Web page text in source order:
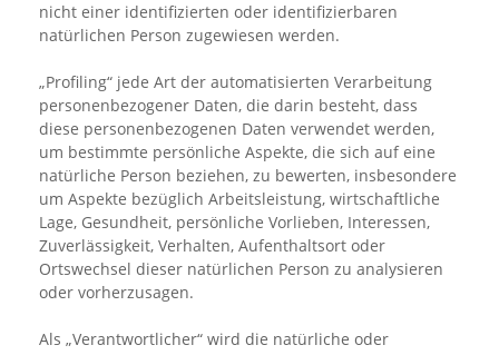
nicht einer identifizierten oder identifizierbaren
natürlichen Person zugewiesen werden.
„Profiling“ jede Art der automatisierten Verarbeitung
personenbezogener Daten, die darin besteht, dass
diese personenbezogenen Daten verwendet werden,
um bestimmte persönliche Aspekte, die sich auf eine
natürliche Person beziehen, zu bewerten, insbesondere
um Aspekte bezüglich Arbeitsleistung, wirtschaftliche
Lage, Gesundheit, persönliche Vorlieben, Interessen,
Zuverlässigkeit, Verhalten, Aufenthaltsort oder
Ortswechsel dieser natürlichen Person zu analysieren
oder vorherzusagen.
Als „Verantwortlicher“ wird die natürliche oder